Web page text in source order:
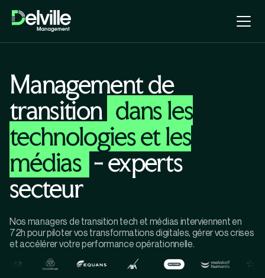
Management de
transition dans les
technologies et les
médias - experts
secteur
Nos managers de transition tech et médias interviennent en
72h pour piloter vos transformations digitales, gérer vos crises
et accélérer votre performance opérationnelle.